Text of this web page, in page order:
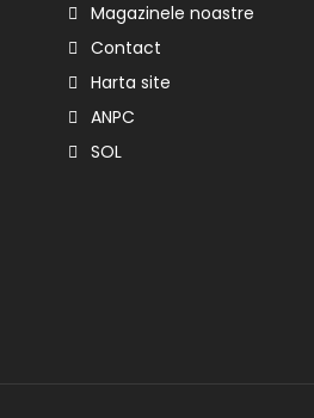
Magazinele noastre
Contact
Harta site
ANPC
SOL